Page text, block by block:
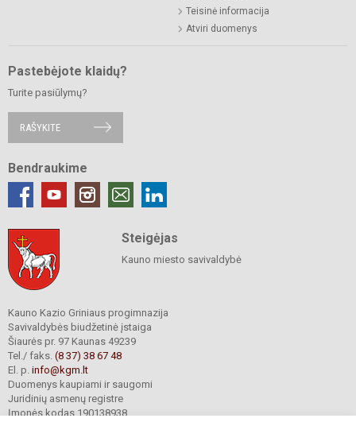
Teisinė informacija
Atviri duomenys
Pastebėjote klaidų?
Turite pasiūlymų?
RAŠYKITE
Bendraukime
Steigėjas
Kauno miesto savivaldybė
Kauno Kazio Griniaus progimnazija
Savivaldybės biudžetinė įstaiga
Šiaurės pr. 97 Kaunas 49239
Tel./ faks. (8 37) 38 67 48
El. p. info@kgm.lt
Duomenys kaupiami ir saugomi
Juridinių asmenų registre
Įmonės kodas 190138938